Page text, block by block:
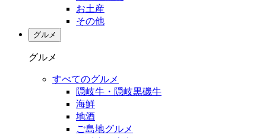
お土産
その他
グルメ
グルメ
すべてのグルメ
隠岐牛・隠岐黒磯牛
海鮮
地酒
ご島地グルメ